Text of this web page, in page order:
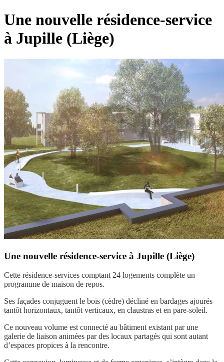
Une nouvelle résidence-service
à Jupille (Liège)
Une nouvelle résidence-service à Jupille (Liège)
Cette résidence-services comptant 24 logements complète un
programme de maison de repos.
Ses façades conjuguent le bois (cèdre) décliné en bardages ajourés
tantôt horizontaux, tantôt verticaux, en claustras et en pare-soleil.
Ce nouveau volume est connecté au bâtiment existant par une
galerie de liaison animées par des locaux partagés qui sont autant
d’espaces propices à la rencontre.